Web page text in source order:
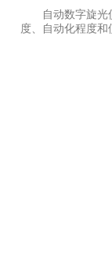
自动数字旋光仪
度、自动化程度